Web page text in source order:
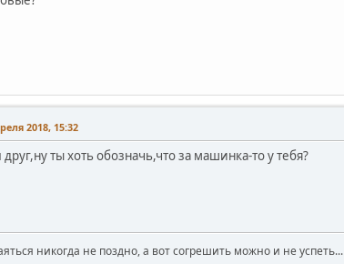
2018, 15:32
ты хоть обозначь,что за машинка-то у тебя?
никогда не поздно, а вот согрешить можно и не успеть...